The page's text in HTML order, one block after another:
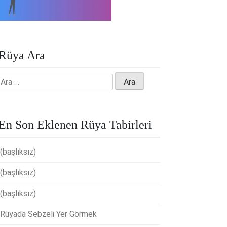
Ara
Son Eklenen Rüya Tabirleri
(başlıksız)
(başlıksız)
(başlıksız)
Rüyada Sebzeli Yer Görmek